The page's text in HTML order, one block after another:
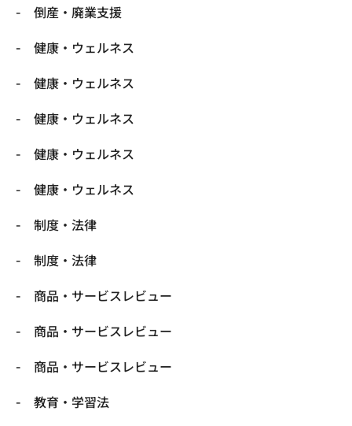
倒産・廃業支援
健康・ウェルネス
健康・ウェルネス
健康・ウェルネス
健康・ウェルネス
健康・ウェルネス
制度・法律
制度・法律
商品・サービスレビュー
商品・サービスレビュー
商品・サービスレビュー
教育・学習法